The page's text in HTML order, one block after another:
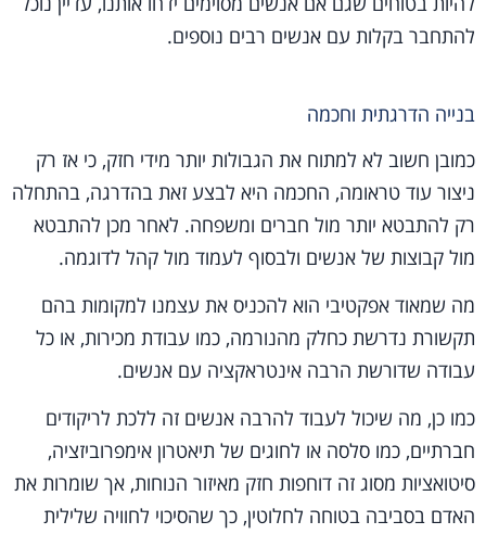
להתחבר בקלות עם אנשים רבים נוספים.
בנייה הדרגתית וחכמה
כמובן חשוב לא למתוח את הגבולות יותר מידי חזק, כי אז רק
ניצור עוד טראומה, החכמה היא לבצע זאת בהדרגה, בהתחלה
רק להתבטא יותר מול חברים ומשפחה. לאחר מכן להתבטא
מול קבוצות של אנשים ולבסוף לעמוד מול קהל לדוגמה.
מה שמאוד אפקטיבי הוא להכניס את עצמנו למקומות בהם
תקשורת נדרשת כחלק מהנורמה, כמו עבודת מכירות, או כל
עבודה שדורשת הרבה אינטראקציה עם אנשים.
כמו כן, מה שיכול לעבוד להרבה אנשים זה ללכת לריקודים
חברתיים, כמו סלסה או לחוגים של תיאטרון אימפרוביזציה,
סיטואציות מסוג זה דוחפות חזק מאיזור הנוחות, אך שומרות את
האדם בסביבה בטוחה לחלוטין, כך שהסיכוי לחוויה שלילית